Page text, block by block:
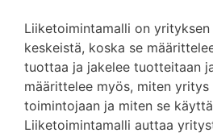
Liiketoimintamalli on
keskeistä, koska se
tuottaa ja jakelee tuotteitaan
määrittelee myös, miten yritys
toimintojaan ja miten se
Liiketoimintamalli auttaa